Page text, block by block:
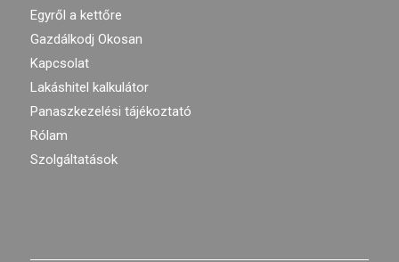
Egyről a kettőre
Gazdálkodj Okosan
Kapcsolat
Lakáshitel kalkulátor
Panaszkezelési tájékoztató
Rólam
Szolgáltatások